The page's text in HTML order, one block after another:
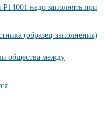
надо заполнять при
(образец заполнения)
общества между